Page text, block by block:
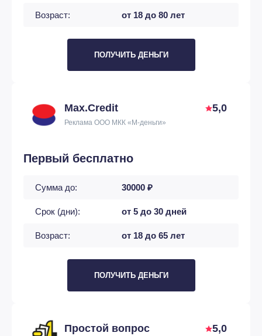
Возраст: от 18 до 80 лет
ПОЛУЧИТЬ ДЕНЬГИ
Max.Credit 5,0
Реклама ООО МКК «М-деньги»
Первый бесплатно
Сумма до: 30000 ₽
Срок (дни): от 5 до 30 дней
Возраст: от 18 до 65 лет
ПОЛУЧИТЬ ДЕНЬГИ
Простой вопрос 5,0